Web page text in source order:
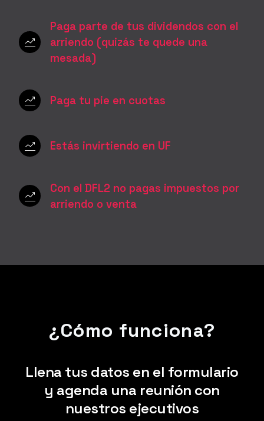
Paga parte de tus dividendos con el
arriendo (quizás te quede una
mesada)
Paga tu pie en cuotas
Estás invirtiendo en UF
Con el DFL2 no pagas impuestos por
arriendo o venta
¿Cómo funciona?
Llena tus datos en el formulario
y agenda una reunión con
nuestros ejecutivos